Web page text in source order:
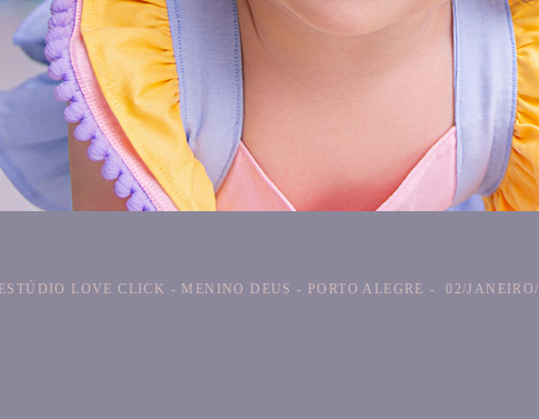
ESTÚDIO LOVE CLICK - MENINO DEUS - PORTO ALEGRE 02/